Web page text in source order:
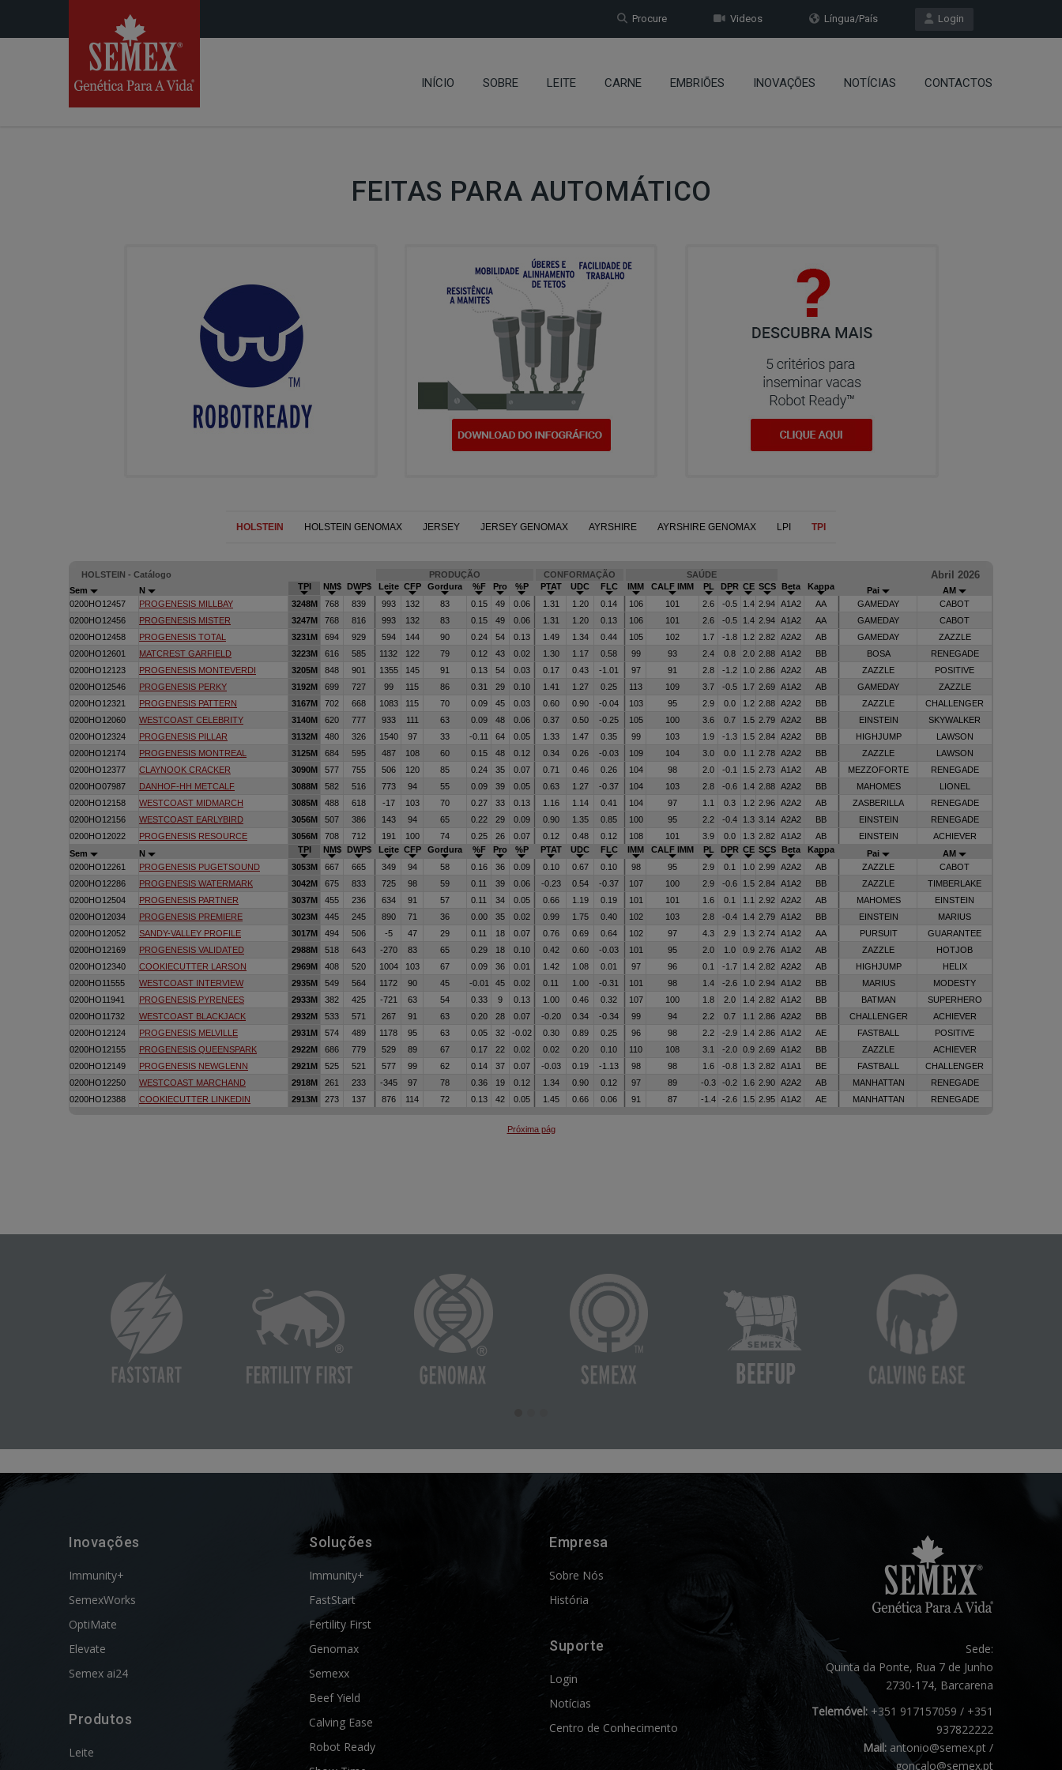
Login
Língua/País
Videos
Procure
INÍCIO SOBRE LEITE CARNE EMBRIÕES INOVAÇÕES NOTÍCIAS CONTACTOS
FEITAS PARA AUTOMÁTICO
Inovações
Immunity+
SemexWorks
OptiMate
Elevate
Semex ai24
Produtos
Leite
Soluções
Immunity+
FastStart
Fertility First
Genomax
Semexx
Beef Yield
Calving Ease
Robot Ready
Empresa
Sobre Nós
História
Suporte
Login
Notícias
Centro de Conhecimento
Sede:
Quinta da Ponte, Rua 7 de Junho
2730-174, Barcarena
Telemóvel:+351 917157059 / +351
937822222
Mail: antonio@semex.pt /
goncalo@semex.pt